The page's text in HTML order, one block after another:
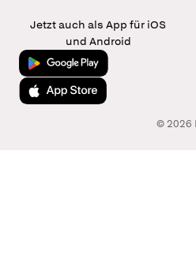
Jetzt auch als App für iOS
und Android
Jetzt bei Google Play
Laden im App Store
© 2026